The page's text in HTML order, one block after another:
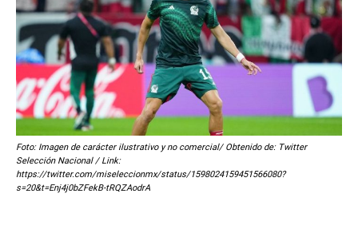
Foto: Imagen de carácter ilustrativo y no comercial/ Obtenido de: Twitter
Selección Nacional / Link:
https://twitter.com/miseleccionmx/status/1598024159451566080?
s=20&t=Enj4j0bZFekB-tRQZAodrA